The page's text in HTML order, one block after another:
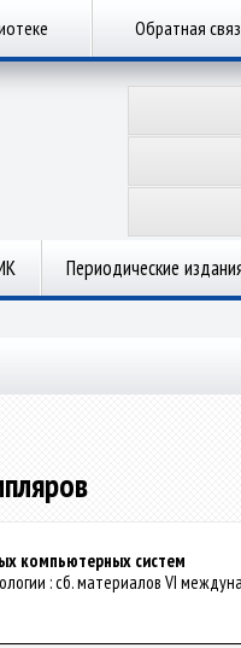
Обратная
Периодические
компьютерных систем
: сб. материалов VI